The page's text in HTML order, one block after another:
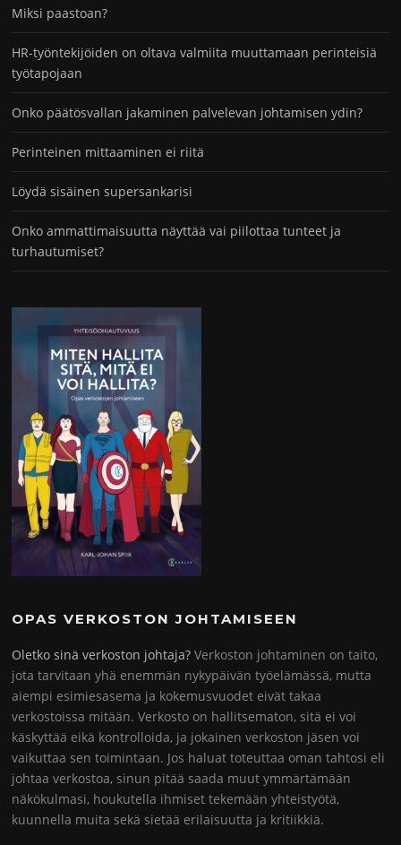
Miksi paastoan?
HR-työntekijöiden on oltava valmiita muuttamaan perinteisiä
työtapojaan
Onko päätösvallan jakaminen palvelevan johtamisen ydin?
Perinteinen mittaaminen ei riitä
Löydä sisäinen supersankarisi
Onko ammattimaisuutta näyttää vai piilottaa tunteet ja
turhautumiset?
OPAS VERKOSTON JOHTAMISEEN
Oletko sinä verkoston johtaja? Verkoston johtaminen on taito,
jota tarvitaan yhä enemmän nykypäivän työelämässä, mutta
aiempi esimiesasema ja kokemusvuodet eivät takaa
verkostoissa mitään. Verkosto on hallitsematon, sitä ei voi
käskyttää eikä kontrolloida, ja jokainen verkoston jäsen voi
vaikuttaa sen toimintaan. Jos haluat toteuttaa oman tahtosi eli
johtaa verkostoa, sinun pitää saada muut ymmärtämään
näkökulmasi, houkutella ihmiset tekemään yhteistyötä,
kuunnella muita sekä sietää erilaisuutta ja kritiikkiä.